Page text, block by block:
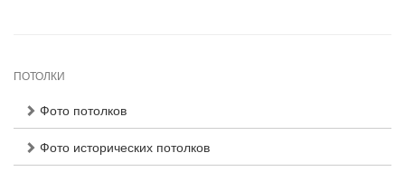
ПОТОЛКИ
Фото потолков
Фото исторических потолков